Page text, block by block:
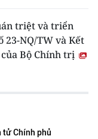
triệt và triển
23-NQ/TW và Kết
Bộ Chính trị
tử Chính phủ